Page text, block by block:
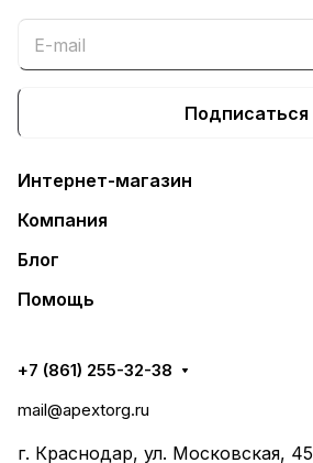
Подписаться
Интернет-магазин
Компания
Блог
Помощь
+7 (861) 255-32-38
mail@apextorg.ru
г. Краснодар, ул. Московская, 45